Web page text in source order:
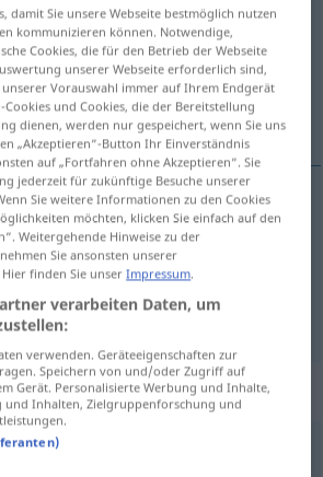
anklicken/antippen)
nochmals
yeniden
für "yeniden"
damit Sie unsere Webseite bestmöglich nutzen
kommunizieren können. Notwendige,
Cookies, die für den Betrieb der Webseite
unserer Webseite erforderlich sind,
Vorauswahl immer auf Ihrem Endgerät
und Cookies, die der Bereitstellung
dienen, werden nur gespeichert, wenn Sie uns
„Akzeptieren“-Button Ihr Einverständnis
auf „Fortfahren ohne Akzeptieren“. Sie
jederzeit für zukünftige Besuche unserer
Sie weitere Informationen zu den Cookies
möchten, klicken Sie einfach auf den
Weitergehende Hinweise zu der
Sie ansonsten unserer
Hier finden Sie unserImpressum.
verarbeiten Daten, um
verwenden. Geräteeigenschaften zur
Speichern von und/oder Zugriff auf
Gerät. Personalisierte Werbung und Inhalte,
und Inhalten, Zielgruppenforschung und